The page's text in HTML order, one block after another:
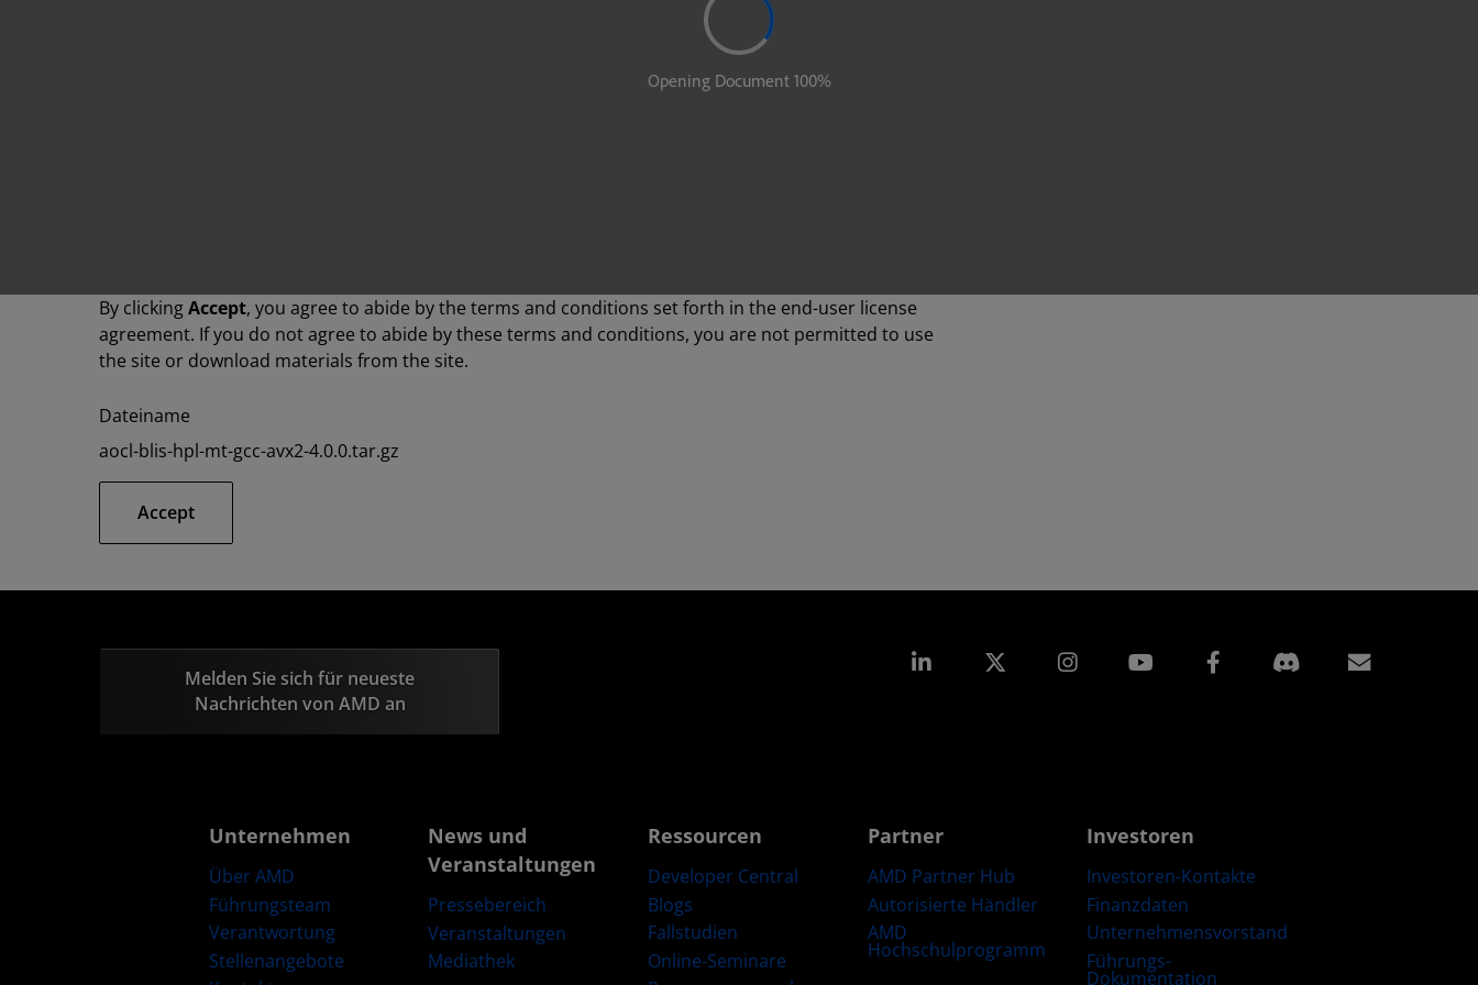
By clickingAccept, you agree to abide by the terms and conditions set forth in the end-user license
agreement. If you do not agree to abide by these terms and conditions, you are not permitted to use
the site or download materials from the site.
Dateiname
aocl-blis-hpl-mt-gcc-avx2-4.0.0.tar.gz
Accept
Melden Sie sich für neueste
Nachrichten von AMD an
LinkedIn Instagram Facebook
Unternehmen
Über AMD
Führungsteam
Verantwortung
Stellenangebote
News und
Veranstaltungen
Pressebereich
Veranstaltungen
Mediathek
Ressourcen
Developer Central
Blogs
Fallstudien
Online-Seminare
Partner
AMD Partner Hub
Autorisierte Händler
AMD
Hochschulprogramm
Investoren
Investoren-Kontakte
Finanzdaten
Unternehmensvorstand
Führungs-
Dokumentation